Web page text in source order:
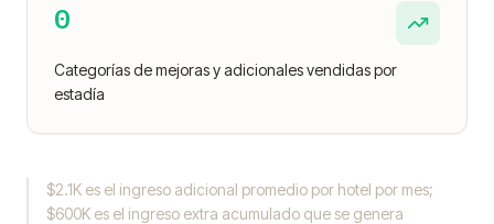
0
Categorías de mejoras y adicionales vendidas por
estadía
$2.1K es el ingreso adicional promedio por hotel por mes;
$600K es el ingreso extra acumulado que se genera